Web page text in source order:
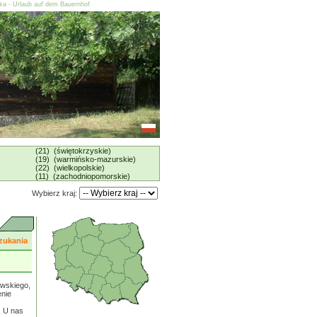
- Urlaub auf dem Bauernhof
(21) (świętokrzyskie)
(19) (warmińsko-mazurskie)
(22) (wielkopolskie)
(11) (zachodniopomorskie)
Wybierz kraj:
U nas